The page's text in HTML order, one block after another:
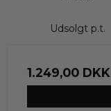
Udsolgt p.t.
1.249,00 DKK